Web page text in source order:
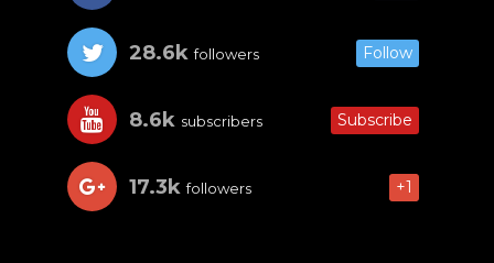
28.6k followers Follow
8.6k subscribers Subscribe
17.3k followers +1